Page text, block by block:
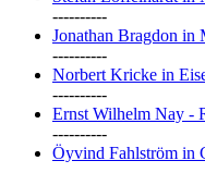
----------
Jonathan Bragdon in
----------
Norbert Kricke in
----------
Ernst Wilhelm Nay -
----------
Öyvind Fahlström in